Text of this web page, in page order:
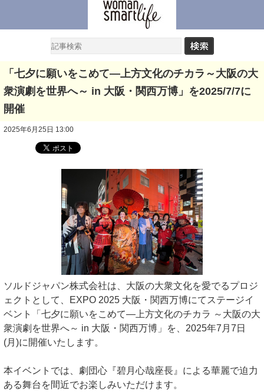
「七夕に願いをこめて―上方文化のチカラ～大阪の大
衆演劇を世界へ～ in 大阪・関西万博」を2025/7/7に
開催
2025年6月25日 13:00
ソルドジャパン株式会社は、大阪の大衆文化を愛でるプロジ
ェクトとして、EXPO 2025 大阪・関西万博にてステージイ
ベント「七夕に願いをこめて―上方文化のチカラ ～大阪の大
衆演劇を世界へ～ in 大阪・関西万博」を、2025年7月7日
(月)に開催いたします。
本イベントでは、劇団心『碧月心哉座長』による華麗で迫力
ある舞台を間近でお楽しみいただけます。